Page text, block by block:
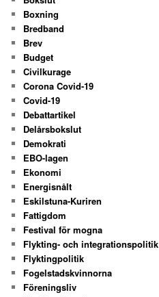
Boxning
Bredband
Brev
Budget
Civilkurage
Corona Covid-19
Covid-19
Debattartikel
Delårsbokslut
Demokrati
EBO-lagen
Ekonomi
Energisnålt
Eskilstuna-Kuriren
Fattigdom
Festival för mogna
Flykting- och integrationspolitik
Flyktingpolitik
Fogelstadskvinnorna
Föreningsliv